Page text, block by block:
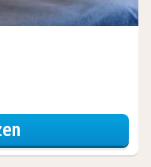
voor Standaard